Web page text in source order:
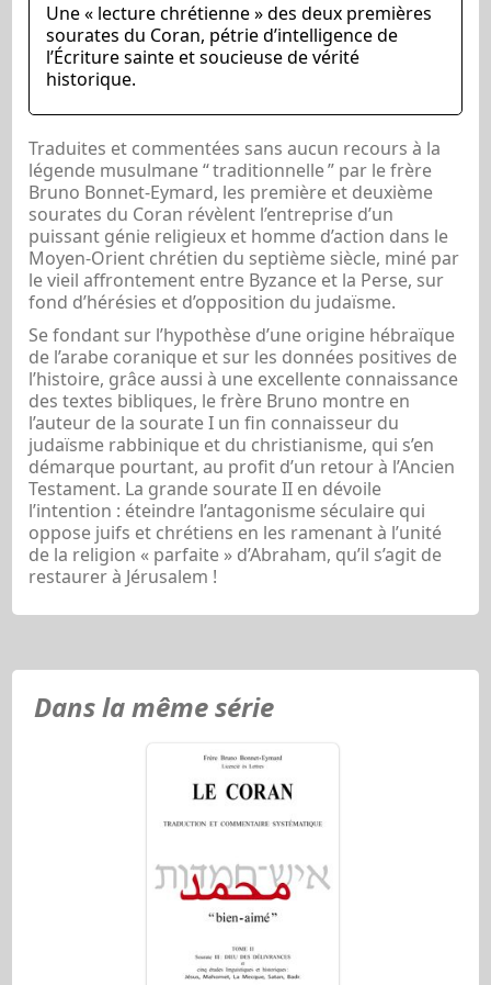
Une « lecture chrétienne » des deux premières
sourates du Coran, pétrie d’intelligence de
l’Écriture sainte et soucieuse de vérité
historique.
Traduites et commentées sans aucun recours à la
légende musulmane “traditionnelle” par le frère
Bruno Bonnet-Eymard, les première et deuxième
sourates du Coran révèlent l’entreprise d’un
puissant génie religieux et homme d’action dans le
Moyen-Orient chrétien du septième siècle, miné par
le vieil affrontement entre Byzance et la Perse, sur
fond d’hérésies et d’opposition du judaïsme.
Se fondant sur l’hypothèse d’une origine hébraïque
de l’arabe coranique et sur les données positives de
l’histoire, grâce aussi à une excellente connaissance
des textes bibliques, le frère Bruno montre en
l’auteur de la sourate I un fin connaisseur du
judaïsme rabbinique et du christianisme, qui s’en
démarque pourtant, au profit d’un retour à l’Ancien
Testament. La grande sourate II en dévoile
l’intention : éteindre l’antagonisme séculaire qui
oppose juifs et chrétiens en les ramenant à l’unité
de la religion « parfaite » d’Abraham, qu’il s’agit de
restaurer à Jérusalem !
Dans la même série